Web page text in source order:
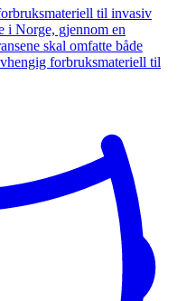
til invasiv
i Norge, gjennom en
skal omfatte både
forbruksmateriell til